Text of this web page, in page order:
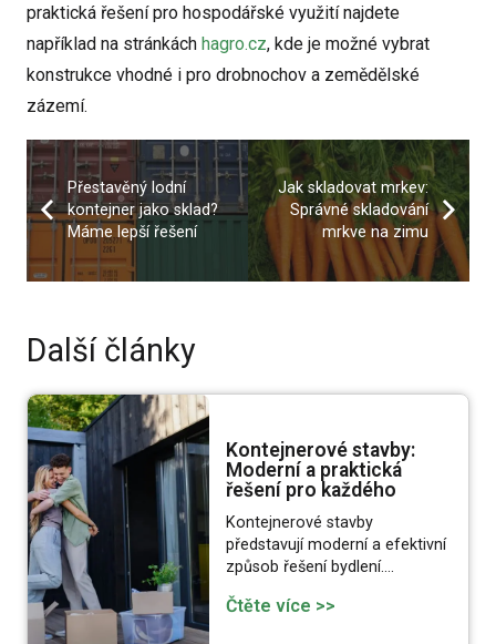
praktická řešení pro hospodářské využití najdete
například na stránkách hagro.cz, kde je možné vybrat
konstrukce vhodné i pro drobnochov a zemědělské
zázemí.
Přestavěný lodní
kontejner jako sklad?
Máme lepší řešení
Jak skladovat mrkev:
Správné skladování
mrkve na zimu
Další články
Kontejnerové stavby:
Moderní a praktická
řešení pro každého
Kontejnerové stavby
představují moderní a efektivní
způsob řešení bydlení.…
Čtěte více >>